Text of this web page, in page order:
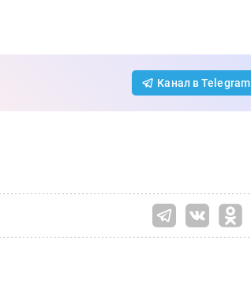
Канал в Telegram